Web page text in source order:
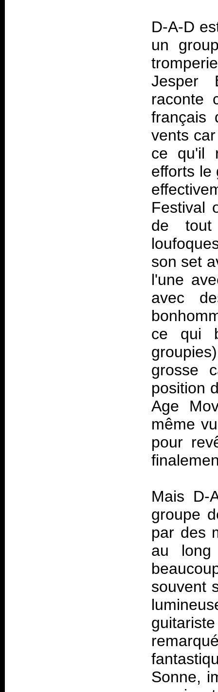
D-A-D
un
Jesper
raconte
français
vents
ce qu'il
efforts le
Festival
de
son set
l'une
avec
ce qui
grosse
position
Age
même
pour
Mais D-
groupe
par des
au
souvent
Sonne,